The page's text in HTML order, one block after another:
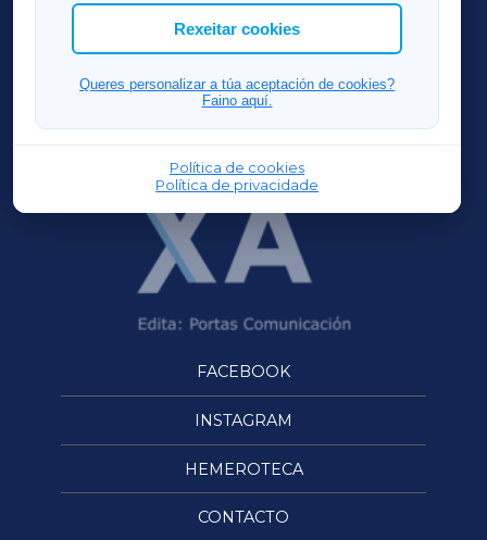
Rexeitar cookies
Queres personalizar a túa aceptación de cookies?
Faino aquí.
Política de cookies
Política de privacidade
ACORUÑAXA
FERROLXA
OURENSEXA
FACEBOOK
INSTAGRAM
HEMEROTECA
CONTACTO